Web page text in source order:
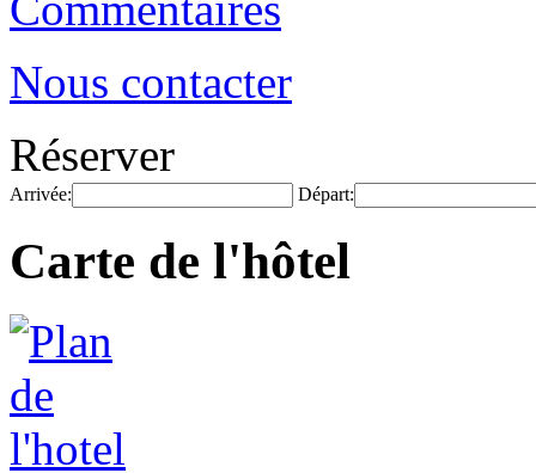
Nous contacter
Réserver
Arrivée: Départ:
Carte de l'hôtel